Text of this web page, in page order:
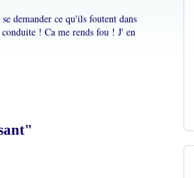
demander ce qu'ils foutent dans
! Ca me rends fou ! J' en